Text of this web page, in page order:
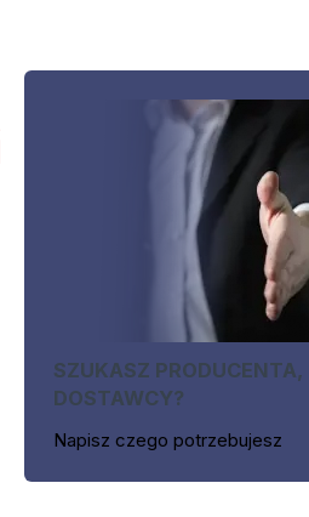
SZUKASZ PRODUCENTA,
DOSTAWCY?
Napisz czego potrzebujesz